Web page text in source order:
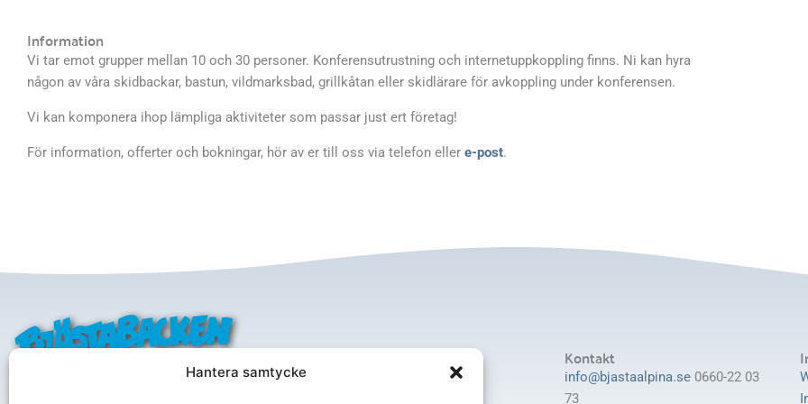
Hantera samtycke
Information
Vi tar emot grupper mellan 10 och 30 personer. Konferensutrustning och internetuppkoppling finns. Ni kan hyra
någon av våra skidbackar, bastun, vildmarksbad, grillkåtan eller skidlärare för avkoppling under konferensen.
Vi kan komponera ihop lämpliga aktiviteter som passar just ert företag!
För information, offerter och bokningar, hör av er till oss via telefon eller e-post.
Adress
Bjästa Alpina Klubb
Kontakt
info@bjastaalpina.se 0660-22 03
73